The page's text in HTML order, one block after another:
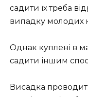
садити їх треба
випадку молодих
Однак куплені в
садити іншим
Висадка